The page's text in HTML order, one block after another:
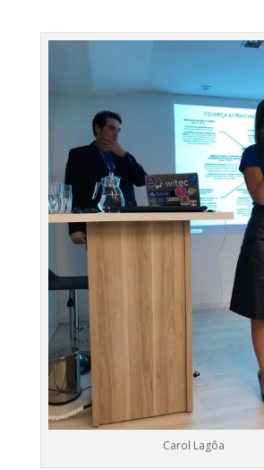
Carol Lagôa